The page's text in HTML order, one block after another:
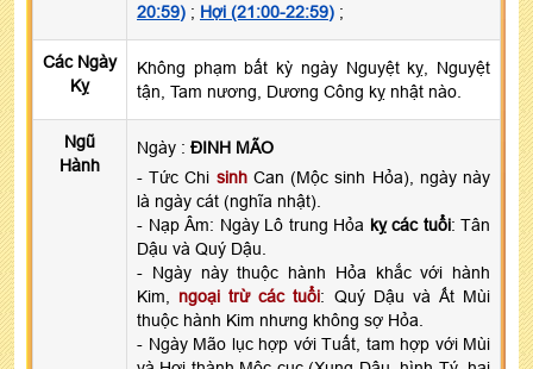
20:59) ; Hợi (21:00-22:59) ;
Các Ngày
Kỵ
Không phạm bất kỳ ngày Nguyệt kỵ, Nguyệt
tận, Tam nương, Dương Công kỵ nhật nào.
Ngũ
Hành
Ngày : ĐINH MÃO
- Tức Chi sinhCan (Mộc sinh Hỏa), ngày này
là ngày cát (nghĩa nhật).
- Nạp Âm: Ngày Lô trung Hỏa kỵ các tuổi: Tân
Dậu và Quý Dậu.
- Ngày này thuộc hành Hỏa khắc với hành
Kim, ngoại trừ các tuổi: Quý Dậu và Ất Mùi
thuộc hành Kim nhưng không sợ Hỏa.
- Ngày Mão lục hợp với Tuất, tam hợp với Mùi